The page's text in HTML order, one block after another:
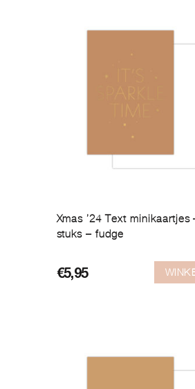
Xmas ’24 Text minikaartjes
stuks – fudge
€5,95